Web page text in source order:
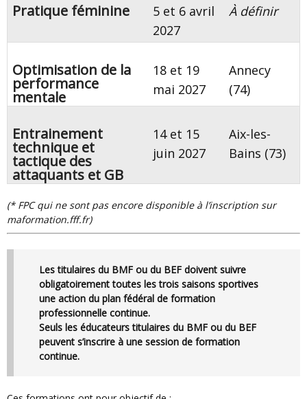
Pratique féminine
5 et 6 avril
2027
À définir
Optimisation de la
performance
mentale
18 et 19
mai 2027
Annecy
(74)
Entrainement
technique et
tactique des
attaquants et GB
14 et 15
juin 2027
Aix-les-
Bains (73)
(* FPC qui ne sont pas encore disponible à l’inscription sur
maformation.fff.fr)
Les titulaires du BMF ou du BEF doivent suivre
obligatoirement toutes les trois saisons sportives
une action du plan fédéral de formation
professionnelle continue.
Seuls les éducateurs titulaires du BMF ou du BEF
peuvent s’inscrire à une session de formation
continue.